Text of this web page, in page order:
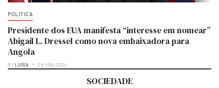
POLITICA
Presidente dos EUA manifesta “interesse em nomear”
Abigail L. Dressel como nova embaixadora para
Angola
BY LUISA 04-MAI-2024
SOCIEDADE